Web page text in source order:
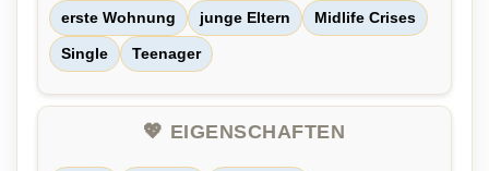
erste Wohnung junge Eltern Midlife Crises
Single Teenager
💖 EIGENSCHAFTEN